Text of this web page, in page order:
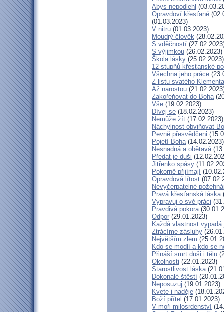
Abys nepodlehl
Opravdoví křesťané
(01.03.2023)
V nitru (01.03.2023)
Moudrý člověk
S vděčností
S výjimkou (26.02.2023)
Škola lásky (25.02.2023)
12 stupňů křesťanské
Všechna jeho práce
Z listu svatého
Až narostou
Zakořeňovat do Boha
Vše (19.02.2023)
Dívej se (18.02.2023)
Nemůže žít (17.02.2023)
Náchylnost obviňovat
Pevně přesvědčeni
Pojetí Boha(14.02.2023)
Nesnadná a obětavá
Předat je duši
Jitřenko spásy
Pokorně přijímají
Opravdová lítost
Nevyčerpatelné
Pravá křesťanská láska
Vypravuj o své práci
Pravdivá pokora
Odpor (29.01.2023)
Každá vlastnost vypadá
Ztrácíme zásluhy
Největším zlem
Kdo se modlí a kdo se
Přináší smrt duši i tělu
Okolnosti (22.01.2023)
Starostlivost láska
Dokonalé štěstí
Neposuzuj (19.01.2023)
Kvete i naděje
Boží přítel (17.01.2023)
V moři milosrdenství